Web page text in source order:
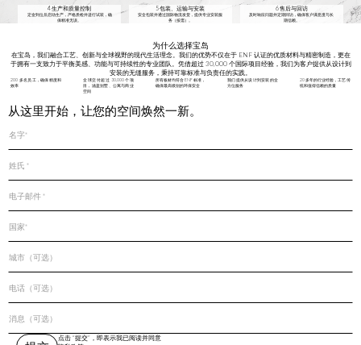
4 生产和质量控制
定金到位后启动生产，严格质检并进行试装，确
保精准无误。
5 包装、运输与安装
安全包装并通过国际物流发货，提供专业安装服
务（按需）。
6 售后与回访
及时响应问题并定期回访，确保客户满意度与长
期信赖。
为什么选择宝岛
在宝岛，我们融合工艺、创新与全球视野的现代生活理念。我们的优势不仅在于 ENF 认证的优质材料与精密制造，更在
于拥有一支致力于平衡美感、功能与可持续性的专业团队。凭借超过 30,000 个国际项目经验，我们为客户提供从设计到
安装的无缝服务，秉持可靠标准与负责任的实践。
200 多名员工，确保精度和
效率
全球交付超过 30,000 个项
目，涵盖别墅、公寓与商业
空间
所有板材均符合 ENF 标准，
确保最高级别的环保安全
我们提供从设计到安装的全
方位服务
20 多年的行业经验，工艺传
统和值得信赖的质量
从这里开始，让您的空间焕然一新。
点击 “提交”，即表示我已阅读并同意